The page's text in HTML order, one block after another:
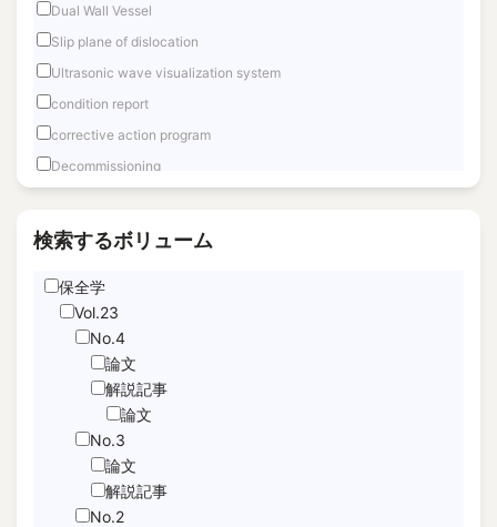
Dual Wall Vessel
Slip plane of dislocation
Ultrasonic wave visualization system
condition report
corrective action program
Decommissioning
Fuel Debris Retrieval
Hand Motion TracNing
immediate unfettered access
performance indicator
Sabotage Detection
Screening
Time-Series Data Analysis
検索するボリューム
保全学
Vol.23
No.4
論文
解説記事
論文
No.3
論文
解説記事
No.2